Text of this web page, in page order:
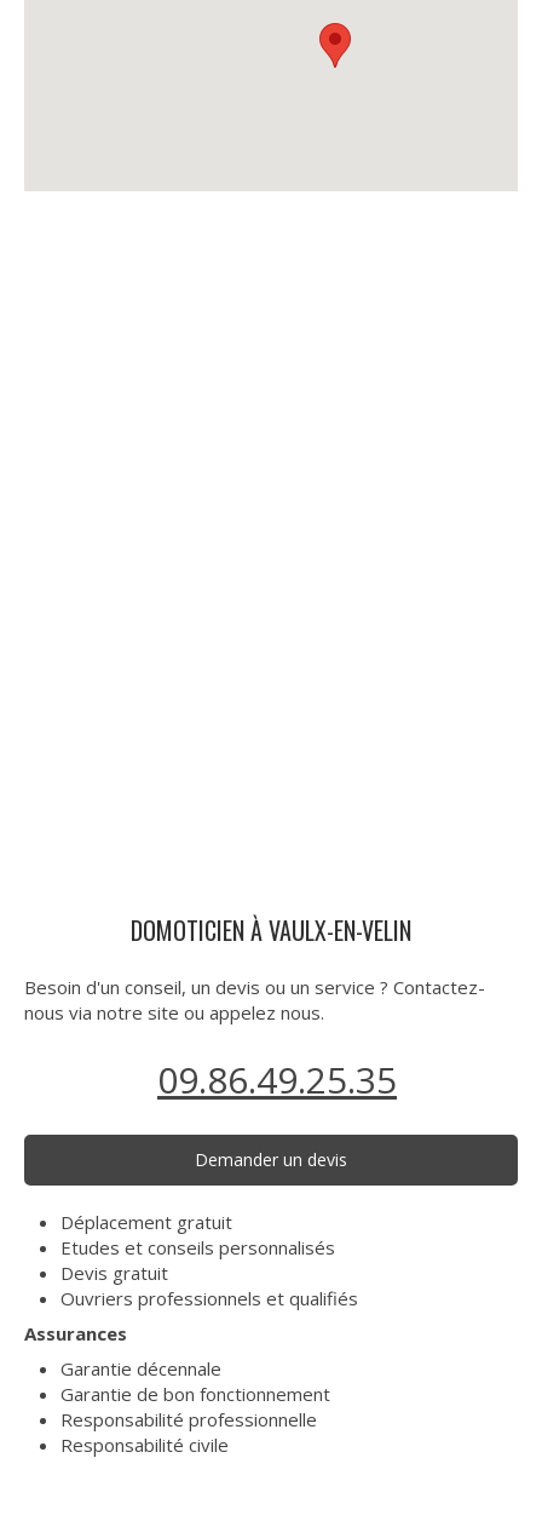
DOMOTICIEN À VAULX-EN-VELIN
Besoin d'un conseil, un devis ou un service ? Contactez-
nous via notre site ou appelez nous.
09.86.49.25.35
Demander un devis
Déplacement gratuit
Etudes et conseils personnalisés
Devis gratuit
Ouvriers professionnels et qualifiés
Assurances
Garantie décennale
Garantie de bon fonctionnement
Responsabilité professionnelle
Responsabilité civile